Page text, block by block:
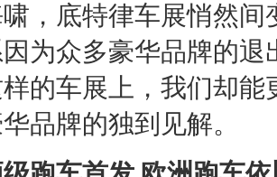
， 底特律车展悄然间
为众多豪华品牌的
的车展上，我们却
品牌的独到见解。